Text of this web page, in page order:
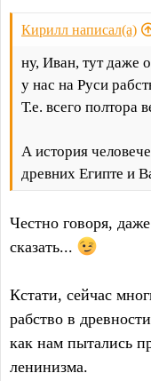
Кирилл написал(а)
ну, Иван, тут даже
у нас на Руси
Т.е. всего полтора
А история
древних Египте и
Честно говоря,
сказать...
Кстати, сейчас
рабство в
как нам пытались
ленинизма.